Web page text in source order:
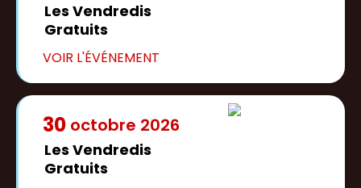
Les Vendredis
Gratuits
30 octobre 2026
Les Vendredis
Gratuits